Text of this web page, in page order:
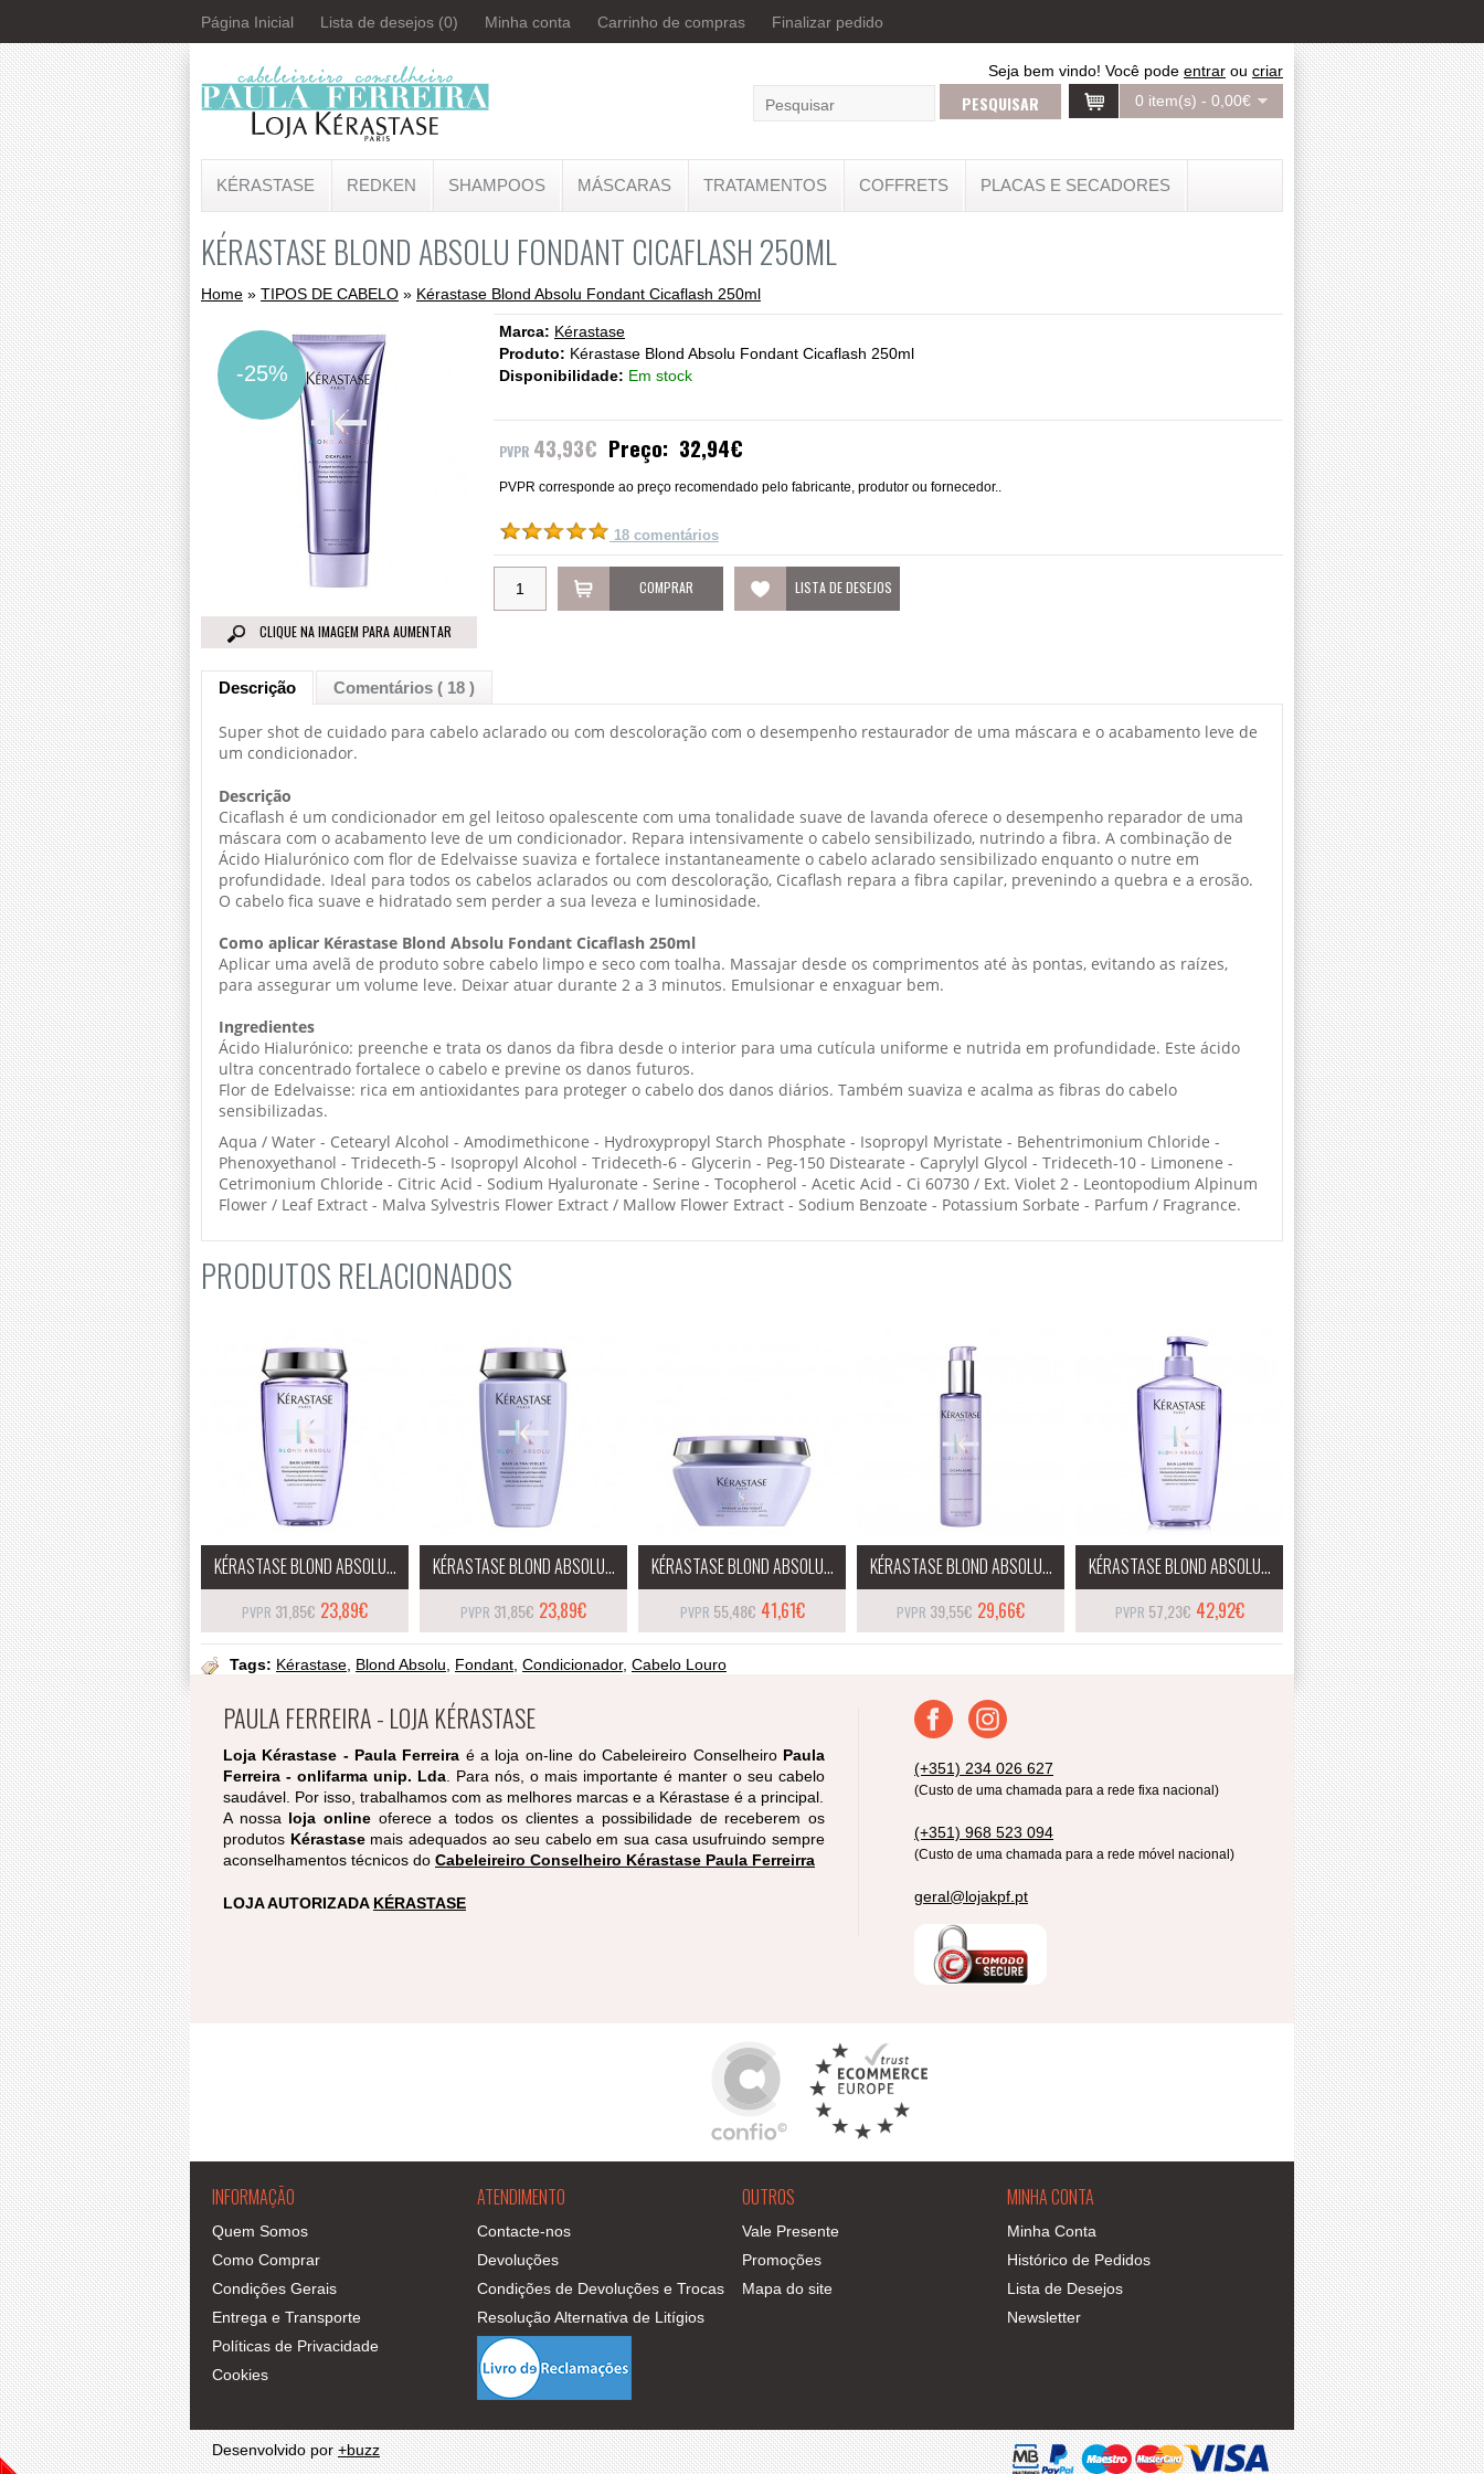
Página Inicial Lista de desejos (0) Minha conta Carrinho de compras Finalizar pedido
0 item(s) - 0,00€
Seja bem vindo! Você pode entrar ou criar
uma conta.
KÉRASTASE REDKEN SHAMPOOS MÁSCARAS TRATAMENTOS COFFRETS PLACAS E SECADORES
TIPOS DE CABELO
KÉRASTASE BLOND ABSOLU FONDANT CICAFLASH 250ML
Home » TIPOS DE CABELO » Kérastase Blond Absolu Fondant Cicaflash 250ml
-25%
CLIQUE NA IMAGEM PARA AUMENTAR
Marca: Kérastase
Produto: Kérastase Blond Absolu Fondant Cicaflash 250ml
Disponibilidade: Em stock
43,93€ Preço: 32,94€
PVPR corresponde ao preço recomendado pelo fabricante, produtor ou fornecedor..
18 comentários
COMPRAR LISTA DE DESEJOS
Descrição Comentários ( 18 )
Super shot de cuidado para cabelo aclarado ou com descoloração com o desempenho restaurador de uma máscara e o acabamento leve de
um condicionador.
Descrição
Cicaflash é um condicionador em gel leitoso opalescente com uma tonalidade suave de lavanda oferece o desempenho reparador de uma
máscara com o acabamento leve de um condicionador. Repara intensivamente o cabelo sensibilizado, nutrindo a fibra. A combinação de
Ácido Hialurónico com flor de Edelvaisse suaviza e fortalece instantaneamente o cabelo aclarado sensibilizado enquanto o nutre em
profundidade. Ideal para todos os cabelos aclarados ou com descoloração, Cicaflash repara a fibra capilar, prevenindo a quebra e a erosão.
O cabelo fica suave e hidratado sem perder a sua leveza e luminosidade.
Como aplicar Kérastase Blond Absolu Fondant Cicaflash 250ml
Aplicar uma avelã de produto sobre cabelo limpo e seco com toalha. Massajar desde os comprimentos até às pontas, evitando as raízes,
para assegurar um volume leve. Deixar atuar durante 2 a 3 minutos. Emulsionar e enxaguar bem.
Ingredientes
Ácido Hialurónico: preenche e trata os danos da fibra desde o interior para uma cutícula uniforme e nutrida em profundidade. Este ácido
ultra concentrado fortalece o cabelo e previne os danos futuros.
Flor de Edelvaisse: rica em antioxidantes para proteger o cabelo dos danos diários. Também suaviza e acalma as fibras do cabelo
sensibilizadas.
Aqua / Water - Cetearyl Alcohol - Amodimethicone - Hydroxypropyl Starch Phosphate - Isopropyl Myristate - Behentrimonium Chloride -
Phenoxyethanol - Trideceth-5 - Isopropyl Alcohol - Trideceth-6 - Glycerin - Peg-150 Distearate - Caprylyl Glycol - Trideceth-10 - Limonene -
Cetrimonium Chloride - Citric Acid - Sodium Hyaluronate - Serine - Tocopherol - Acetic Acid - Ci 60730 / Ext. Violet 2 - Leontopodium Alpinum
Flower / Leaf Extract - Malva Sylvestris Flower Extract / Mallow Flower Extract - Sodium Benzoate - Potassium Sorbate - Parfum / Fragrance.
PRODUTOS RELACIONADOS
KÉRASTASE BLOND ABSOLU...
31,85€ 23,89€
KÉRASTASE BLOND ABSOLU...
31,85€ 23,89€
KÉRASTASE BLOND ABSOLU...
55,48€ 41,61€
KÉRASTASE BLOND ABSOLU...
39,55€ 29,66€
KÉRASTASE BLOND ABSOLU...
57,23€ 42,92€
Tags: Kérastase Blond Absolu Fondant Condicionador, Cabelo Louro
PAULA FERREIRA - LOJA KÉRASTASE
Loja Kérastase - Paula Ferreira é a loja on-line do Cabeleireiro ConselheiroPaula
Ferreira - onlifarma unip. Lda. Para nós, o mais importante é manter o seu cabelo
saudável. Por isso, trabalhamos com as melhores marcas e a Kérastase é a principal.
A nossa loja online oferece a todos os clientes a possibilidade de receberem os
produtos Kérastasemais adequados ao seu cabelo em sua casa usufruindo sempre
aconselhamentos técnicos do Cabeleireiro Conselheiro Kérastase Paula Ferreirra
LOJA AUTORIZADA KÉRASTASE
(+351) 234 026 627
(Custo de uma chamada para a rede fixa nacional)
(+351) 968 523 094
(Custo de uma chamada para a rede móvel nacional)
geral@lojakpf.pt
INFORMAÇÃO
Quem Somos
Como Comprar
Condições Gerais
Entrega e Transporte
Políticas de Privacidade
Cookies
ATENDIMENTO
Contacte-nos
Devoluções
Condições de Devoluções e Trocas
Resolução Alternativa de Litígios
OUTROS
Vale Presente
Promoções
Mapa do site
MINHA CONTA
Minha Conta
Histórico de Pedidos
Lista de Desejos
Newsletter
Desenvolvido por +buzz